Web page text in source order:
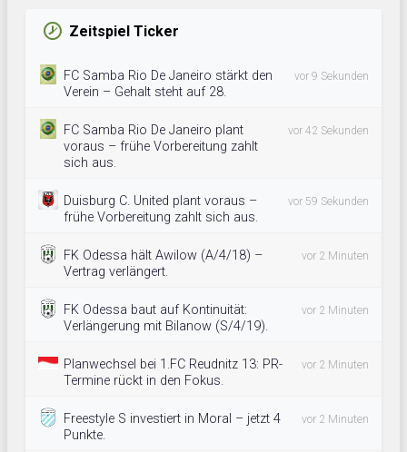
Zeitspiel Ticker
FC Samba Rio De Janeiro stärkt den
Verein – Gehalt steht auf 28.
vor 9 Sekunden
FC Samba Rio De Janeiro plant
voraus – frühe Vorbereitung zahlt
sich aus.
vor 42 Sekunden
Duisburg C. United plant voraus –
frühe Vorbereitung zahlt sich aus.
vor 59 Sekunden
FK Odessa hält Awilow (A/4/18) –
Vertrag verlängert.
vor 2 Minuten
FK Odessa baut auf Kontinuität:
Verlängerung mit Bilanow (S/4/19).
vor 2 Minuten
Planwechsel bei 1.FC Reudnitz 13: PR-
Termine rückt in den Fokus.
vor 2 Minuten
Freestyle S investiert in Moral – jetzt 4
Punkte.
vor 2 Minuten